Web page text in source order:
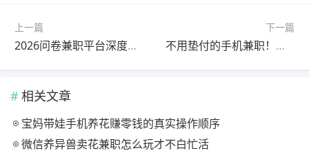
上一篇
2026问卷兼职平台深度对比！收奖网、赚点app、投吧哪个更赚钱？
下一篇
不用垫付的手机兼职！看广告做任务，躺赚分佣玩法详解
相关文章
宝妈带娃手机养花赚零钱的真实操作顺序
微信养异兽卖花兼职怎么玩才不白忙活